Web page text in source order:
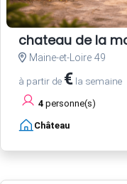
chateau de la
Maine-et-Loire 49
à partir de € la semaine
4 personne(s)
Château